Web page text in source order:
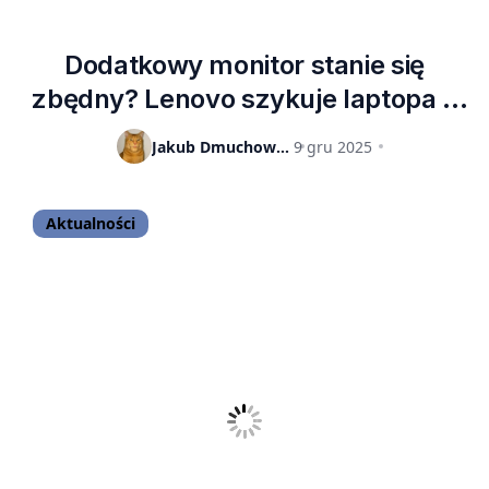
Dodatkowy monitor stanie się
zbędny? Lenovo szykuje laptopa z
rozwijanym ekranem
ultrapanoramicznym
Jakub Dmuchowski 9 gru 2025
Aktualności